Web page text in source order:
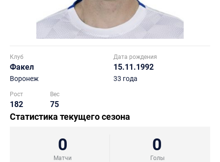
Клуб
Факел
Воронеж
Дата рождения
15.11.1992
33 года
Рост
182
Вес
75
Статистика текущего сезона
0
Матчи
0
Голы